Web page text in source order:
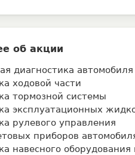
об акции
диагностика
ходовой части
тормозной системы
эксплуатационных
рулевого управления
приборов
навесного